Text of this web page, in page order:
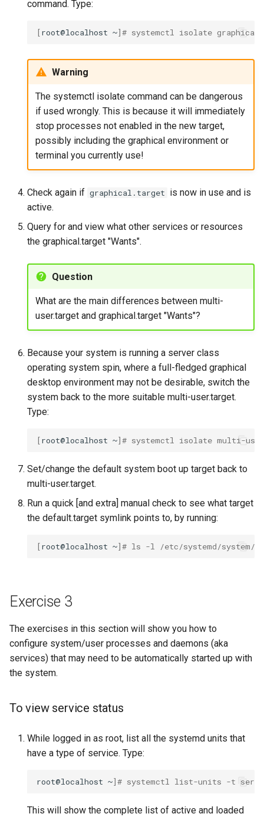
command. Type:
[root@localhost ~]# systemctl isolate
Warning
The systemctl isolate command can be dangerous
if used wrongly. This is because it will immediately
stop processes not enabled in the new target,
possibly including the graphical environment or
terminal you currently use!
Check again if graphical.target is now in use and is
active.
Query for and view what other services or resources
the graphical.target "Wants".
Question
What are the main differences between multi-
user.target and graphical.target "Wants"?
Because your system is running a server class
operating system spin, where a full-fledged graphical
desktop environment may not be desirable, switch the
system back to the more suitable multi-user.target.
Type:
[root@localhost ~]# systemctl isolate multi-user
Set/change the default system boot up target back to
multi-user.target.
Run a quick [and extra] manual check to see what target
the default.target symlink points to, by running:
[root@localhost ~]# ls -l /etc/systemd/system/
Exercise 3
The exercises in this section will show you how to
configure system/user processes and daemons (aka
services) that may need to be automatically started up with
the system.
To view service status
While logged in as root, list all the systemd units that
have a type of service. Type:
root@localhost ~]# systemctl list-units -t
This will show the complete list of active and loaded